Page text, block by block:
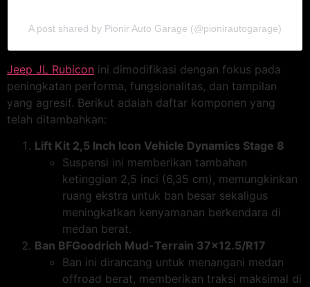
A post shared by Pionir Auto Garage (@pionirautogarage)
Jeep JL Rubicon ini dimodifikasi dengan fokus pada
peningkatan performa, fungsionalitas, dan tampilan
yang agresif. Berikut adalah daftar komponen yang
telah ditambahkan:
Lift Kit 2,5 Inch Icon Vehicle Dynamics Stage 8
Suspensi ini memberikan tambahan
ketinggian 2,5 inci (6,35 cm), memungkinkan
ruang ekstra untuk ban besar sekaligus
meningkatkan kenyamanan berkendara di
medan berat.
Ban BFGoodrich Mud-Terrain 37×12.5/R17
Ban ini dirancang untuk menangani medan
offroad berat, memberikan traksi maksimal di